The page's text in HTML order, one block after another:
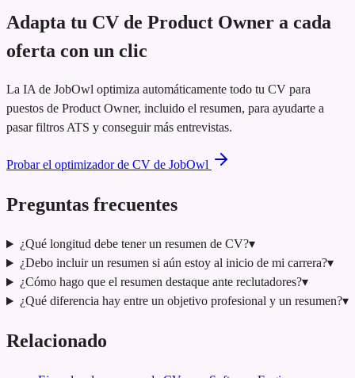
Adapta tu CV de Product Owner a cada
oferta con un clic
La IA de JobOwl optimiza automáticamente todo tu CV para
puestos de Product Owner, incluido el resumen, para ayudarte a
pasar filtros ATS y conseguir más entrevistas.
Probar el optimizador de CV de JobOwl
Preguntas frecuentes
¿Qué longitud debe tener un resumen de CV?▾
¿Debo incluir un resumen si aún estoy al inicio de mi carrera?▾
¿Cómo hago que el resumen destaque ante reclutadores?▾
¿Qué diferencia hay entre un objetivo profesional y un resumen?▾
Relacionado